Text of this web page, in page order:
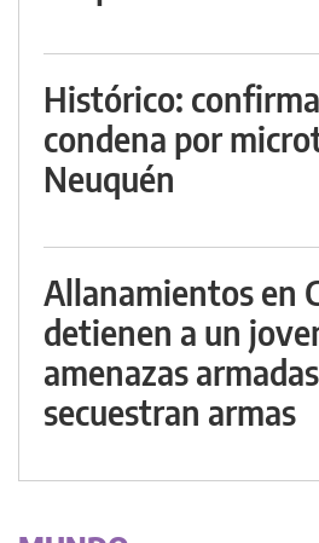
Histórico:
condena por
Neuquén
Allanamientos en
detienen a un
amenazas
secuestran armas